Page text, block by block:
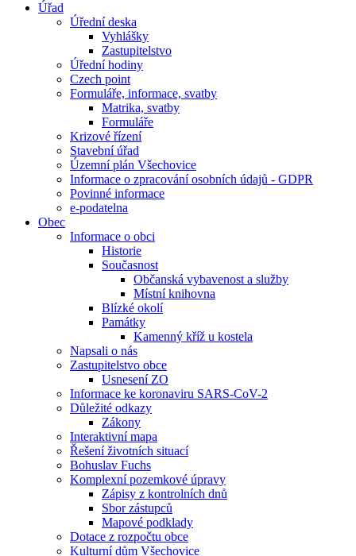
Úřad
Úřední deska
Vyhlášky
Zastupitelstvo
Úřední hodiny
Czech point
Formuláře, informace, svatby
Matrika, svatby
Formuláře
Krizové řízení
Stavební úřad
Územní plán Všechovice
Informace o zpracování osobních údajů - GDPR
Povinné informace
e-podatelna
Obec
Informace o obci
Historie
Současnost
Občanská vybavenost a služby
Místní knihovna
Blízké okolí
Památky
Kamenný kříž u kostela
Napsali o nás
Zastupitelstvo obce
Usnesení ZO
Informace ke koronaviru SARS-CoV-2
Důležité odkazy
Zákony
Interaktivní mapa
Řešení životních situací
Bohuslav Fuchs
Komplexní pozemkové úpravy
Zápisy z kontrolních dnů
Sbor zástupců
Mapové podklady
Dotace z rozpočtu obce
Kulturní dům Všechovice